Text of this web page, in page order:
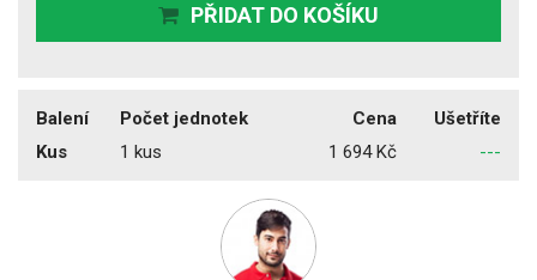
PŘIDAT DO KOŠÍKU
Balení Počet jednotek Cena
Ušetříte
Kus
1 kus 1 694 Kč ---